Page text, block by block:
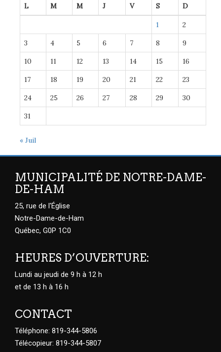
L M M J V S D
1 2
3 4 5 6 7 8 9
10 11 12 13 14 15 16
17 18 19 20 21 22 23
24 25 26 27 28 29 30
31
« Juil
MUNICIPALITÉ DE NOTRE-DAME-
DE-HAM
25, rue de l'Église
Notre-Dame-de-Ham
Québec, G0P 1C0
HEURES D’OUVERTURE:
Lundi au jeudi de 9 h à 12 h
et de 13 h à 16 h
CONTACT
Téléphone: 819-344-5806
Télécopieur: 819-344-5807